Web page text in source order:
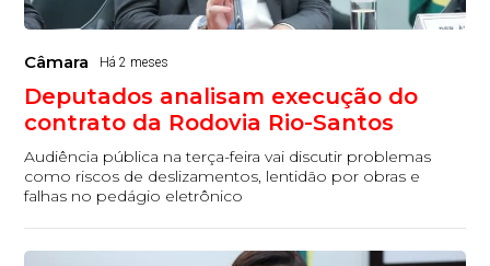
Câmara Há 2 meses
Deputados analisam execução do
contrato da Rodovia Rio-Santos
Audiência pública na terça-feira vai discutir problemas
como riscos de deslizamentos, lentidão por obras e
falhas no pedágio eletrônico